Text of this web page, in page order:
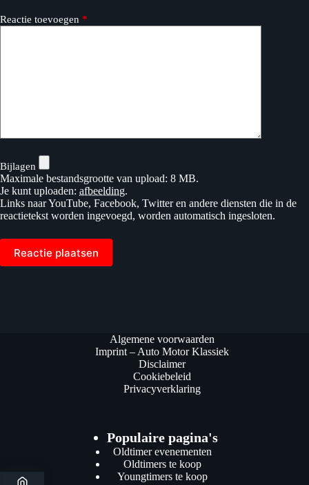
Reactie toevoegen *
Bijlagen
Maximale bestandsgrootte van upload: 8 MB.
Je kunt uploaden: afbeelding.
Links naar YouTube, Facebook, Twitter en andere diensten die in de
reactietekst worden ingevoegd, worden automatisch ingesloten.
Reactie plaatsen
Algemene voorwaarden
Imprint – Auto Motor Klassiek
Disclaimer
Cookiebeleid
Privacyverklaring
Populaire pagina's
Oldtimer evenementen
Oldtimers te koop
Youngtimers te koop